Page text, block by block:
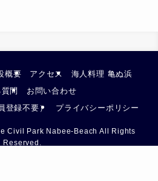
概要 アクセス
海人料理 亀ぬ浜
問
お問い合わせ
登録不要）
プライバシーポリシー
Civil Park Nabee-Beach All Rights
Reserved.